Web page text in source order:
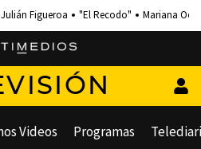
Julián Figueroa "El Recodo" Mariana
Videos Programas